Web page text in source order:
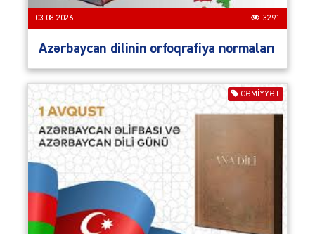
03.08.2026 3291
Azərbaycan dilinin orfoqrafiya normaları
CƏMIYYƏT